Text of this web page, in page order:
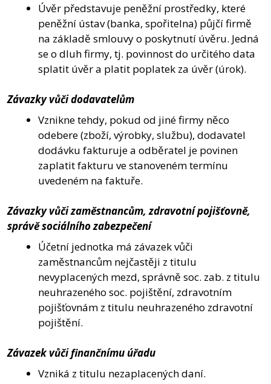
Úvěr představuje peněžní prostředky, které
peněžní ústav (banka, spořitelna) půjčí firmě
na základě smlouvy o poskytnutí úvěru. Jedná
se o dluh firmy, tj. povinnost do určitého data
splatit úvěr a platit poplatek za úvěr (úrok).
Závazky vůči dodavatelům
Vznikne tehdy, pokud od jiné firmy něco
odebere (zboží, výrobky, službu), dodavatel
dodávku fakturuje a odběratel je povinen
zaplatit fakturu ve stanoveném termínu
uvedeném na faktuře.
Závazky vůči zaměstnancům, zdravotní pojišťovně,
správě sociálního zabezpečení
Účetní jednotka má závazek vůči
zaměstnancům nejčastěji z titulu
nevyplacených mezd, správně soc. zab. z titulu
neuhrazeného soc. pojištění, zdravotním
pojišťovnám z titulu neuhrazeného zdravotní
pojištění.
Závazek vůči finančnímu úřadu
Vzniká z titulu nezaplacených daní.